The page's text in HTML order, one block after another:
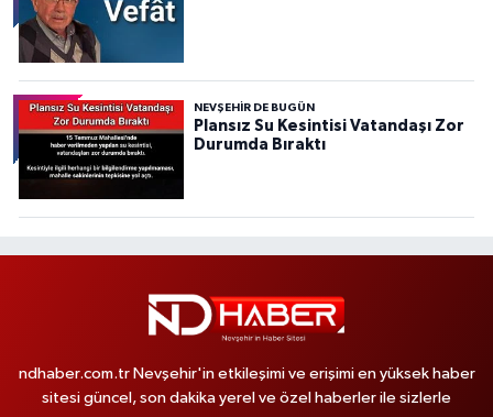
NEVŞEHIR DE BUGÜN
Plansız Su Kesintisi Vatandaşı Zor
Durumda Bıraktı
ndhaber.com.tr Nevşehir'in etkileşimi ve erişimi en yüksek haber
sitesi güncel, son dakika yerel ve özel haberler ile sizlerle